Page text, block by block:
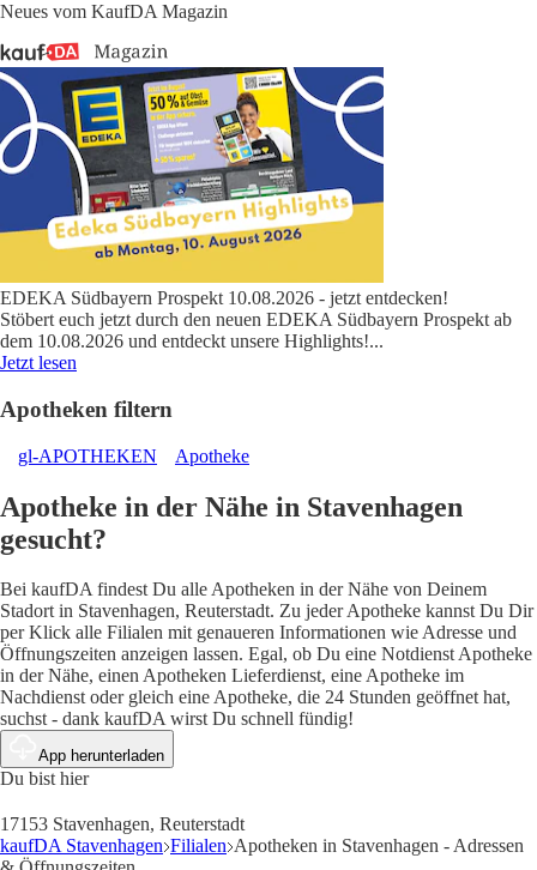
Neues vom KaufDA Magazin
EDEKA Südbayern Prospekt 10.08.2026 - jetzt entdecken!
Stöbert euch jetzt durch den neuen EDEKA Südbayern Prospekt ab
dem 10.08.2026 und entdeckt unsere Highlights!...
Jetzt lesen
Apotheken filtern
gl-APOTHEKEN Apotheke
Apotheke in der Nähe in Stavenhagen
gesucht?
Bei kaufDA findest Du alle Apotheken in der Nähe von Deinem
Stadort in Stavenhagen, Reuterstadt. Zu jeder Apotheke kannst Du Dir
per Klick alle Filialen mit genaueren Informationen wie Adresse und
Öffnungszeiten anzeigen lassen. Egal, ob Du eine Notdienst Apotheke
in der Nähe, einen Apotheken Lieferdienst, eine Apotheke im
Nachdienst oder gleich eine Apotheke, die 24 Stunden geöffnet hat,
suchst - dank kaufDA wirst Du schnell fündig!
App herunterladen
Du bist hier
17153 Stavenhagen, Reuterstadt
kaufDA Stavenhagen Filialen Apotheken in Stavenhagen - Adressen